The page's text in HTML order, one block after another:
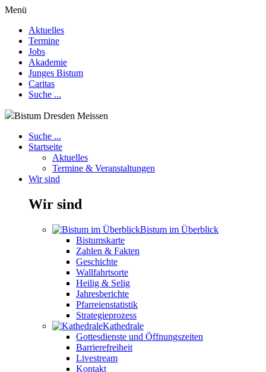
Menü
Aktuelles
Termine
Jobs
Akademie
Junges Bistum
Caritas
Suche ...
Bistum Dresden Meissen
Suche ...
Startseite
Aktuelles
Termine & Veranstaltungen
Wir sind
Wir sind
Bistum im Überblick
Bistumskarte
Zahlen & Fakten
Geschichte
Wallfahrtsorte
Heilig & Selig
Jahresberichte
Pfarreienstatistik
Strategieprozess
Kathedrale
Gottesdienste und Öffnungszeiten
Barrierefreiheit
Livestream
Kontakt